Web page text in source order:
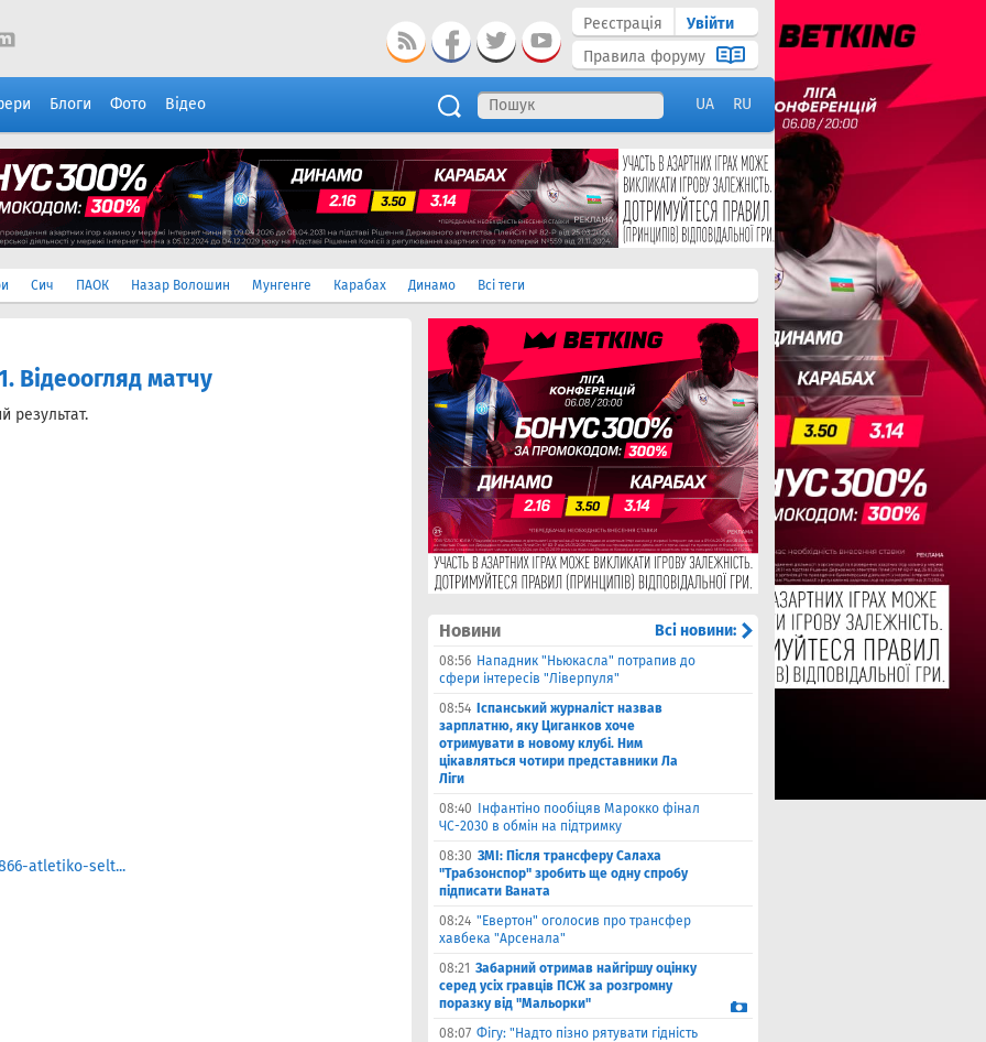
Реєстрація
Увійти
Правила форуму
Блоги Фото Відео UA RU
Сич ПАОК Назар Волошин Мунгенге Карабах Динамо Всі теги
Відеоогляд матчу
результат.
atletiko-selt...
Новини Всі новини:
08:56 Нападник "Ньюкасла" потрапив до
сфери інтересів "Ліверпуля"
08:54
Іспанський журналіст назвав
зарплатню, яку Циганков хоче
отримувати в новому клубі. Ним
цікавляться чотири представники Ла
Ліги
08:40
Інфантіно пообіцяв Марокко фінал
ЧС-2030 в обмін на підтримку
08:30 ЗМІ: Після трансферу Салаха
"Трабзонспор" зробить ще одну спробу
підписати Ваната
08:24 "Евертон" оголосив про трансфер
хавбека "Арсенала"
08:21 Забарний отримав найгіршу оцінку
серед усіх гравців ПСЖ за розгромну
поразку від "Мальорки"
08:07 Фігу: "Надто пізно рятувати гідність